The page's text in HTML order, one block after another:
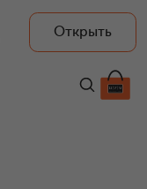
Открыть